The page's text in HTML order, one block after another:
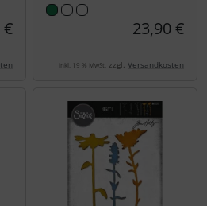
€ 23,90 €
inkl. 19 % MwSt. zzgl. Versandkosten